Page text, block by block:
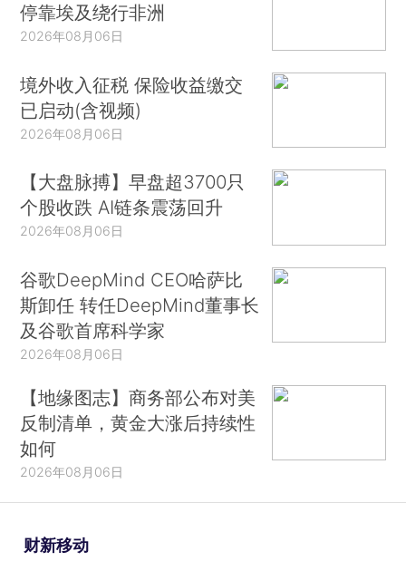
停靠埃及绕行非洲
2026年08月06日
境外收入征税 保险收益缴交
已启动(含视频)
2026年08月06日
【大盘脉搏】早盘超3700只
个股收跌 AI链条震荡回升
2026年08月06日
谷歌DeepMind CEO哈萨比
斯卸任 转任DeepMind董事长
及谷歌首席科学家
2026年08月06日
【地缘图志】商务部公布对美
反制清单，黄金大涨后持续性
如何
2026年08月06日
财新移动